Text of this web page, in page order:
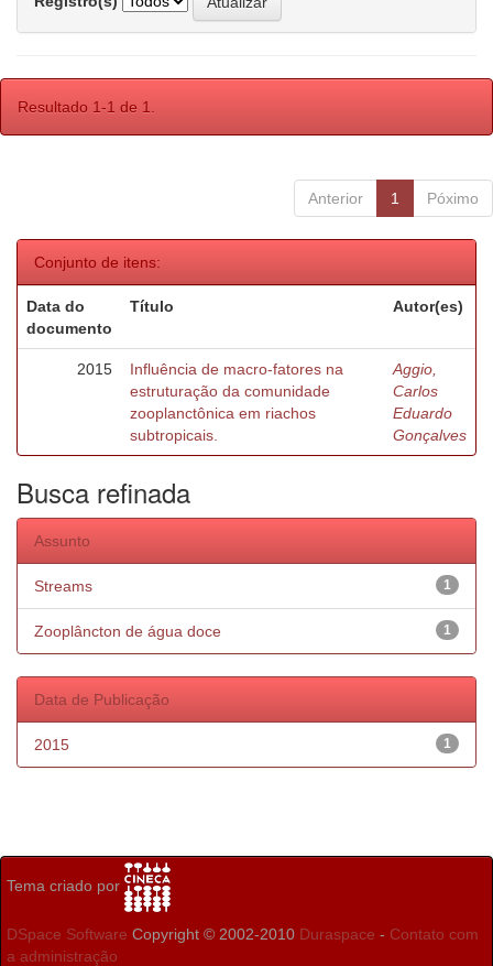
Resultado 1-1 de 1.
Anterior 1 Póximo
Conjunto de itens:
Data do
documento
Título Autor(es)
2015
Influência de macro-fatores na
estruturação da comunidade
zooplanctônica em riachos
subtropicais.
Aggio,
Carlos
Eduardo
Gonçalves
Busca refinada
Assunto
1
Streams
1
Zooplâncton de água doce
Data de Publicação
1
2015
Tema criado por
DSpace Software Copyright © 2002-2010 Duraspace - Contato com
a administração